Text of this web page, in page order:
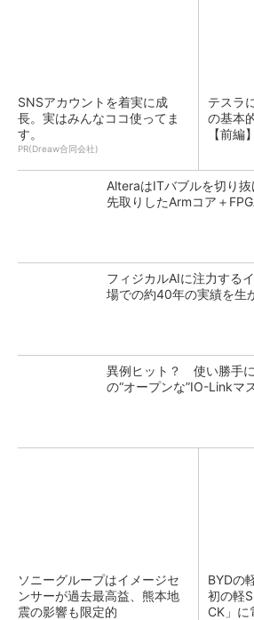
SNSアカウントを着実に成
長。実はみんなココ使ってま
す。
PR(Dreaw合同会社)
テスラ
の基本
【前編】
AlteraはITバブルを切り
先取りしたArmコア＋
フィジカルAIに注力する
場での約40年の実績を生
異例ヒット？ 使い勝手
の“オープンな”IO-Linkマ
ソニーグループはイメージセ
ンサーが過去最高益、熊本地
震の影響も限定的
BYDの
初の軽
CK」に